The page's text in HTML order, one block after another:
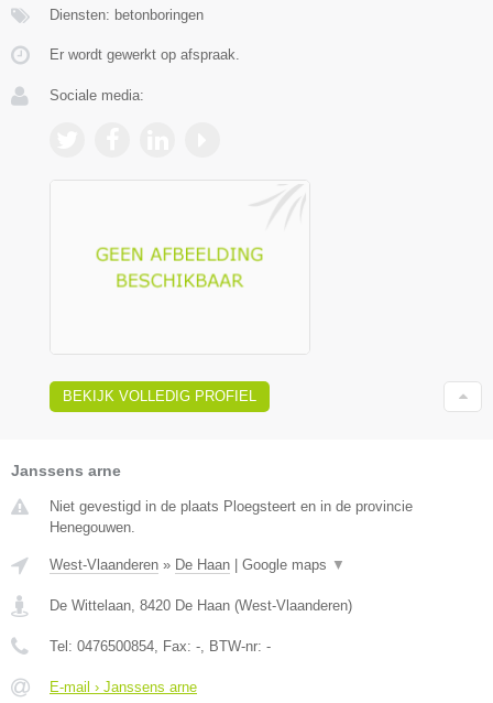
Diensten: betonboringen
Er wordt gewerkt op afspraak.
Sociale media:
BEKIJK VOLLEDIG PROFIEL
Janssens arne
Niet gevestigd in de plaats Ploegsteert en in de provincie
Henegouwen.
West-Vlaanderen » De Haan Google maps ▼
De Wittelaan 8420 De Haan (West-Vlaanderen)
Tel: 0476500854 , Fax: - , BTW-nr: -
E-mail › Janssens arne